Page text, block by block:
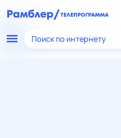
Поиск по интернету